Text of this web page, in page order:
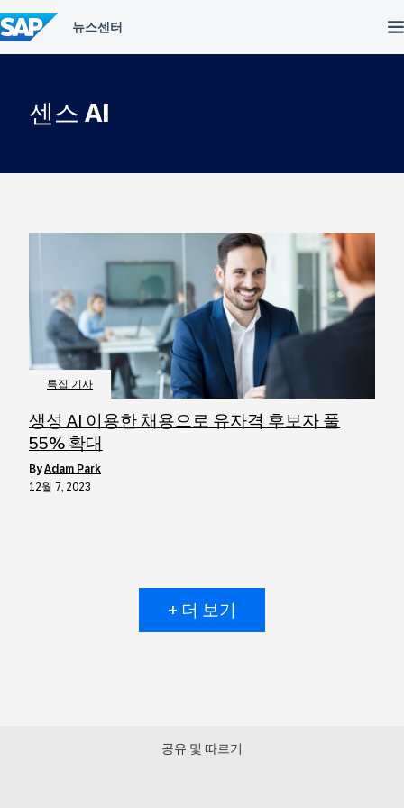
텐
츠
건
센스 AI
특집 기사
생성 AI 이용한 채용으로 유자격 후보자 풀
55% 확대
byAdam Park
12월 7, 2023
+ 더 보기
공유 및 따르기